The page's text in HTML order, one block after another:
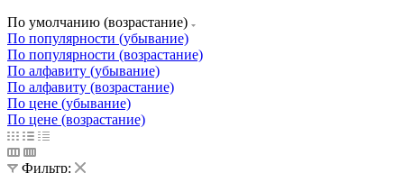
По умолчанию (возрастание)
По популярности (убывание)
По популярности (возрастание)
По алфавиту (убывание)
По алфавиту (возрастание)
По цене (убывание)
По цене (возрастание)
Фильтр: